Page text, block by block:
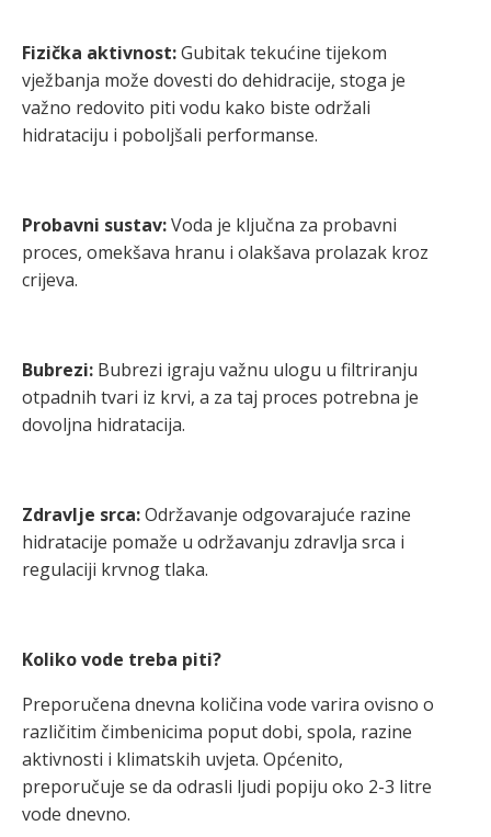
Fizička aktivnost:Gubitak tekućine tijekom
vježbanja može dovesti do dehidracije, stoga je
važno redovito piti vodu kako biste održali
hidrataciju i poboljšali performanse.
Probavni sustav:Voda je ključna za probavni
proces, omekšava hranu i olakšava prolazak kroz
crijeva.
Bubrezi: Bubrezi igraju važnu ulogu u filtriranju
otpadnih tvari iz krvi, a za taj proces potrebna je
dovoljna hidratacija.
Zdravlje srca:Održavanje odgovarajuće razine
hidratacije pomaže u održavanju zdravlja srca i
regulaciji krvnog tlaka.
Koliko vode treba piti?
Preporučena dnevna količina vode varira ovisno o
različitim čimbenicima poput dobi, spola, razine
aktivnosti i klimatskih uvjeta. Općenito,
preporučuje se da odrasli ljudi popiju oko 2-3 litre
vode dnevno.